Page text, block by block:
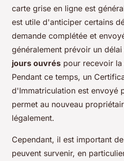
carte grise en ligne est
est utile d'anticiper certains
demande complétée et
généralement prévoir un
jours ouvrés pour recevoir
Pendant ce temps, un
d'Immatriculation est envoyé
permet au nouveau
légalement.
Cependant, il est important
peuvent survenir, en